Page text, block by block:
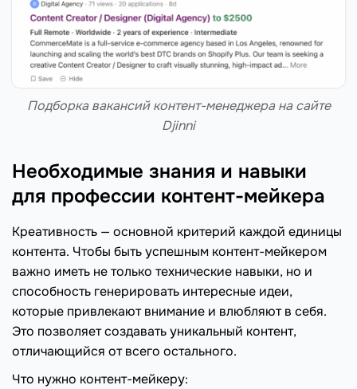
Подборка вакансий контент-менеджера на сайте
Djinni
Необходимые знания и навыки
для профессии контент-мейкера
Креативность — основной критерий каждой единицы
контента. Чтобы быть успешным контент-мейкером
важно иметь не только технические навыки, но и
способность генерировать интересные идеи,
которые привлекают внимание и влюбляют в себя.
Это позволяет создавать уникальный контент,
отличающийся от всего остального.
Что нужно контент-мейкеру: